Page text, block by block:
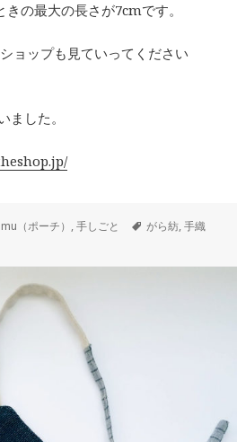
の最大の長さが7cmです。
ョップも見ていってください
した。
（ポーチ） ,手しごと
タ
がら紡,手織